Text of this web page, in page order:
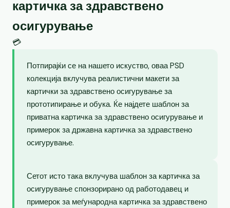
картичка за здравствено
осигурување
💳
Потпирајќи се на нашето искуство, оваа PSD
колекција вклучува реалистични макети за
картички за здравствено осигурување за
прототипирање и обука. Ќе најдете шаблон за
приватна картичка за здравствено осигурување и
примерок за државна картичка за здравствено
осигурување.
Сетот исто така вклучува шаблон за картичка за
осигурување спонзорирано од работодавец и
примерок за меѓународна картичка за здравствено